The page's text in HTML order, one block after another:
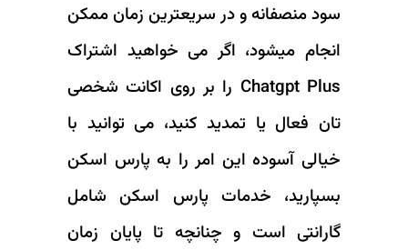
سود منصفانه و در سریعترین زمان ممکن
انجام میشود، اگر می خواهید اشتراک
Chatgpt Plus را بر روی اکانت شخصی
تان فعال یا تمدید کنید، می توانید با
خیالی آسوده این امر را به پارس اسکن
بسپارید، خدمات پارس اسکن شامل
گارانتی است و چنانچه تا پایان زمان